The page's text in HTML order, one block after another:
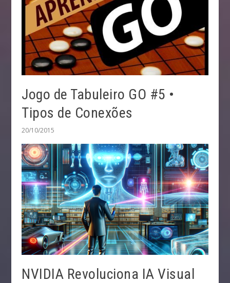
Jogo de Tabuleiro GO #5 •
Tipos de Conexões
20/10/2015
NVIDIA Revoluciona IA Visual